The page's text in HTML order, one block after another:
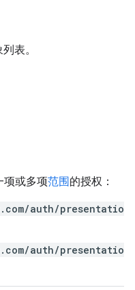
表。
项或多项范围的授权：
auth/presentatio
auth/presentatio